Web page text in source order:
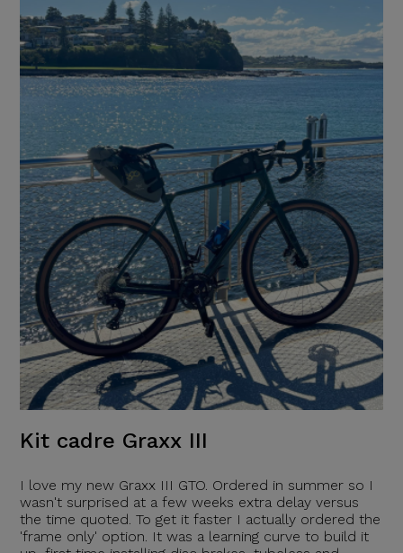
Kit cadre Graxx III
I love my new Graxx III GTO. Ordered in summer so I
wasn't surprised at a few weeks extra delay versus
the time quoted. To get it faster I actually ordered the
'frame only' option. It was a learning curve to build it